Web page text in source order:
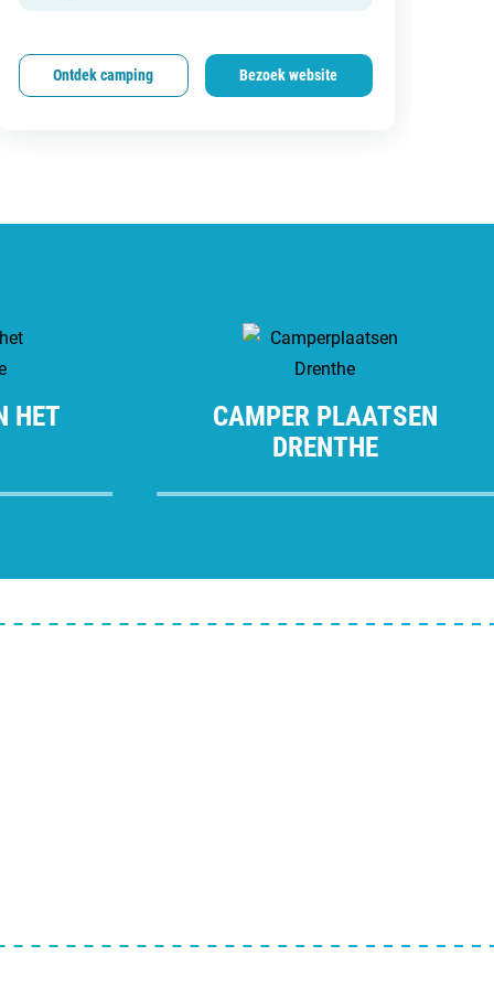
Ontdek camping Bezoek website
HET
CAMPER PLAATSEN
DRENTHE